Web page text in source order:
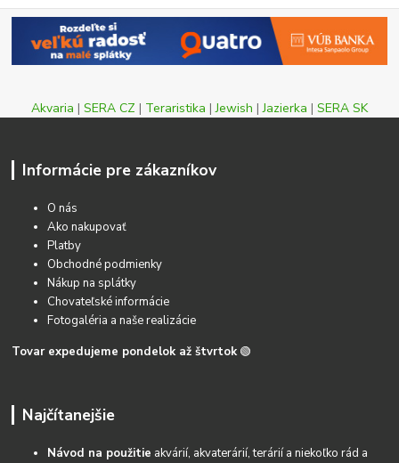
Akvaria | SERA CZ | Teraristika |Jewish |Jazierka | SERA SK
Informácie pre zákazníkov
O nás
Ako nakupovať
Platby
Obchodné podmienky
Nákup na splátky
Chovateľské informácie
Fotogaléria a naše realizácie
Tovar expedujeme pondelok až štvrtok 🟢
Najčítanejšie
Návod na použitie akvárií, akvaterárií, terárií a niekoľko rád a